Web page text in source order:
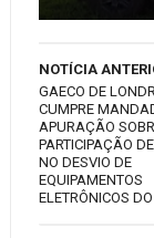
NOTÍCIA
GAECO DE
CUMPRE
APURAÇÃO
PARTICIPAÇÃO
NO DESVIO DE
EQUIPAMENTOS
ELETRÔNICOS